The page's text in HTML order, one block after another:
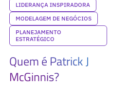
LIDERANÇA INSPIRADORA
MODELAGEM DE NEGÓCIOS
PLANEJAMENTO
ESTRATÉGICO
Quem é Patrick J
McGinnis?